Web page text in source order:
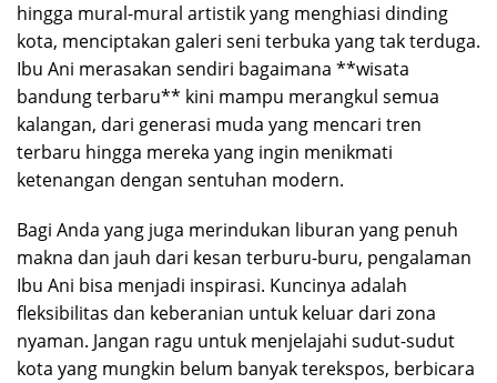
hingga mural-mural artistik yang menghiasi dinding
kota, menciptakan galeri seni terbuka yang tak terduga.
Ibu Ani merasakan sendiri bagaimana **wisata
bandung terbaru** kini mampu merangkul semua
kalangan, dari generasi muda yang mencari tren
terbaru hingga mereka yang ingin menikmati
ketenangan dengan sentuhan modern.
Bagi Anda yang juga merindukan liburan yang penuh
makna dan jauh dari kesan terburu-buru, pengalaman
Ibu Ani bisa menjadi inspirasi. Kuncinya adalah
fleksibilitas dan keberanian untuk keluar dari zona
nyaman. Jangan ragu untuk menjelajahi sudut-sudut
kota yang mungkin belum banyak terekspos, berbicara